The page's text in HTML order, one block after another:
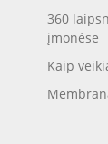
360
įmonėse
Kaip